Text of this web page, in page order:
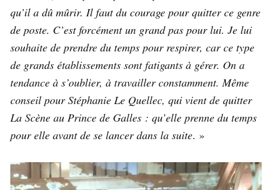
qu’il a dû mûrir. Il faut du courage pour quitter ce genre
de poste. C’est forcément un grand pas pour lui. Je lui
souhaite de prendre du temps pour respirer, car ce type
de grands établissements sont fatigants à gérer. On a
tendance à s’oublier, à travailler constamment. Même
conseil pour Stéphanie Le Quellec, qui vient de quitter
La Scène au Prince de Galles : qu’elle prenne du temps
pour elle avant de se lancer dans la suite. »